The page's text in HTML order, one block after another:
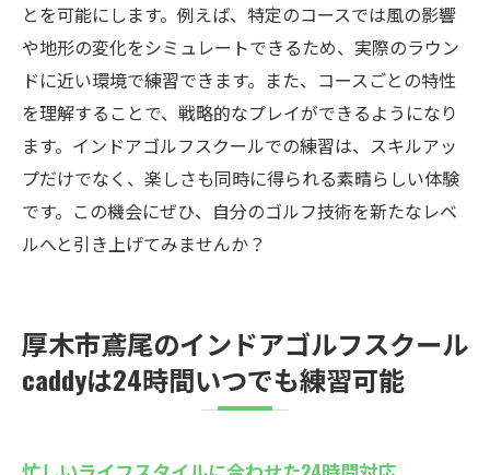
とを可能にします。例えば、特定のコースでは風の影響
や地形の変化をシミュレートできるため、実際のラウン
ドに近い環境で練習できます。また、コースごとの特性
を理解することで、戦略的なプレイができるようになり
ます。インドアゴルフスクールでの練習は、スキルアッ
プだけでなく、楽しさも同時に得られる素晴らしい体験
です。この機会にぜひ、自分のゴルフ技術を新たなレベ
ルへと引き上げてみませんか？
厚木市鳶尾のインドアゴルフスクール
caddyは24時間いつでも練習可能